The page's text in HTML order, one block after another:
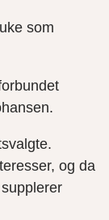
som
og da